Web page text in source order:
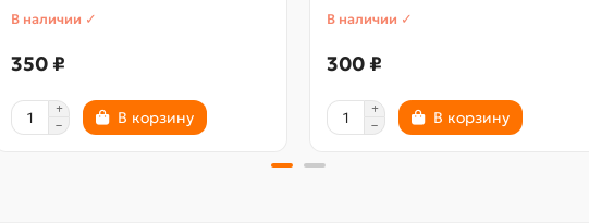
В наличии ✓
350 ₽
В корзину
В наличии ✓
300 ₽
В корзину